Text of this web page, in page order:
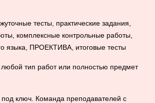
тесты, практические задания,
комплексные контрольные работы,
языка, ПРОЕКТИВА, итоговые тесты
тип работ или полностью предмет
ключ. Команда преподавателей с